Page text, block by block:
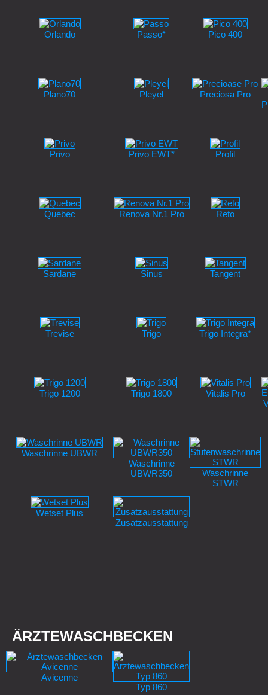
Orlando Passo* Pico 400
Plano70 Pleyel
Preciosa Pro
Privo Privo EWT* Profil
Quebec Renova Nr.1 Pro Reto
Sardane Sinus Tangent
Trevise Trigo Trigo Integra*
Trigo 1200 Trigo 1800
Vitalis Pro
Waschrinne UBWR
Waschrinne
UBWR350
Waschrinne
STWR
Wetset Plus
Zusatzausstattung
ÄRZTEWASCHBECKEN
Avicenne
Typ 860